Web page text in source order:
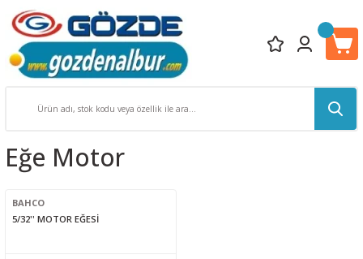
Eğe Motor
BAHCO
5/32'' MOTOR EĞESİ